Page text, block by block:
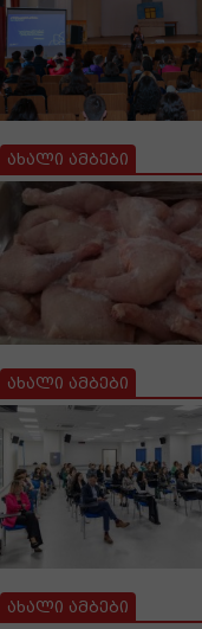
ახალი ამბები
ახალი ამბები
ახალი ამბები